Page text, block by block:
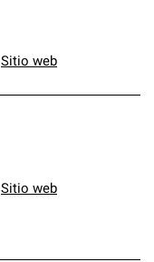
Sitio web
Sitio web